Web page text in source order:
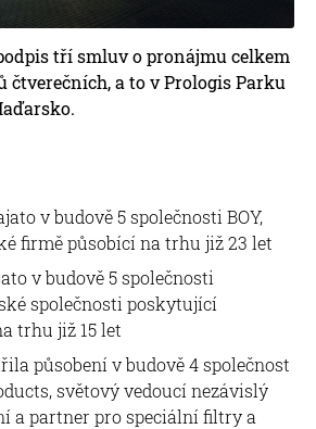
tří smluv o pronájmu celkem
čtverečních, a to v Prologis Parku
v budově 5 společnosti BOY,
firmě působící na trhu již 23 let
v budově 5 společnosti
společnosti poskytující
trhu již 15 let
působení v budově 4 společnost
světový vedoucí nezávislý
a partner pro speciální filtry a